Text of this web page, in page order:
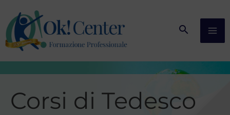
contenuto
Corsi di Tedesco